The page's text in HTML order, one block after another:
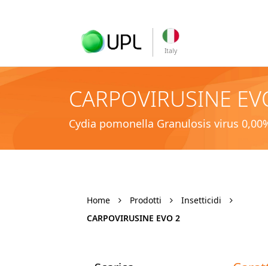
Italy
CARPOVIRUSINE
Cydia pomonella Granulosis virus
Home Prodotti
Insetticidi
CARPOVIRUSINE EVO 2